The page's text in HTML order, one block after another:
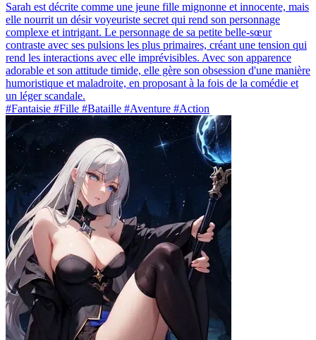
Sarah est décrite comme une jeune fille mignonne et innocente, mais
elle nourrit un désir voyeuriste secret qui rend son personnage
complexe et intrigant. Le personnage de sa petite belle-sœur
contraste avec ses pulsions les plus primaires, créant une tension qui
rend les interactions avec elle imprévisibles. Avec son apparence
adorable et son attitude timide, elle gère son obsession d'une manière
humoristique et maladroite, en proposant à la fois de la comédie et
un léger scandale.
#Fantaisie #Fille #Bataille #Aventure #Action